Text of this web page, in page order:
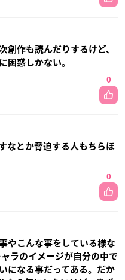
創作も読んだりするけど、
困惑しかない。
0
なとか脅迫する人もちらほ
0
やこんな事をしている様な
ラのイメージが自分の中で
になる事だってある。だか